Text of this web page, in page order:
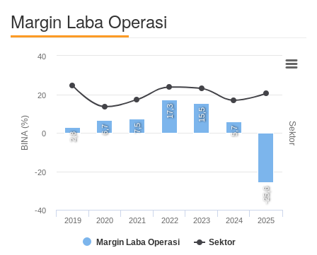
Margin Laba Operasi
BINA (%) Sektor
2,8
6,7 7,5
17,3 15,5
5,7
-25,6
Margin Laba Operasi Sektor
2019 2020 2021 2022 2023 2024 2025
-40
-20
0
20
40